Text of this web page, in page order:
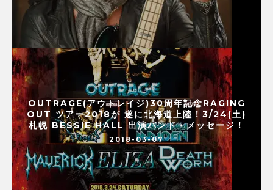
OUTRAGE(アウトレイジ)30周年記念RAGING
OUT ツアー2018が 遂に北海道上陸！3/24(土)
札幌 BESSIE HALL 出演バンド・メッセージ！
2018-03-07